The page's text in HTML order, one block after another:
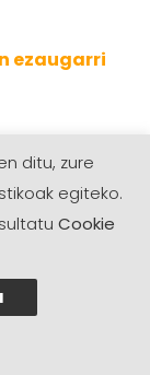
ezaugarri
ditu, zure
egiteko.
Cookie